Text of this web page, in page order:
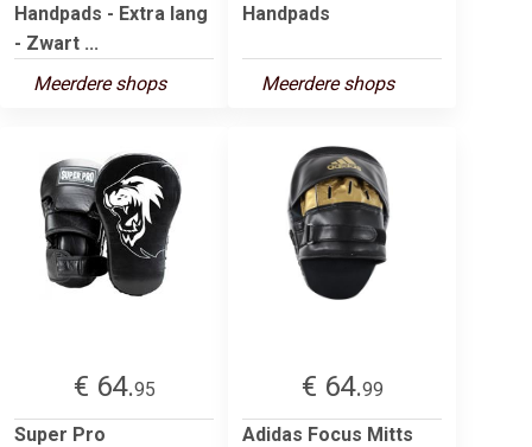
Handpads - Extra lang
- Zwart ...
Meerdere shops
Handpads
Meerdere shops
€ 64.95
Super Pro
€ 64.99
Adidas Focus Mitts